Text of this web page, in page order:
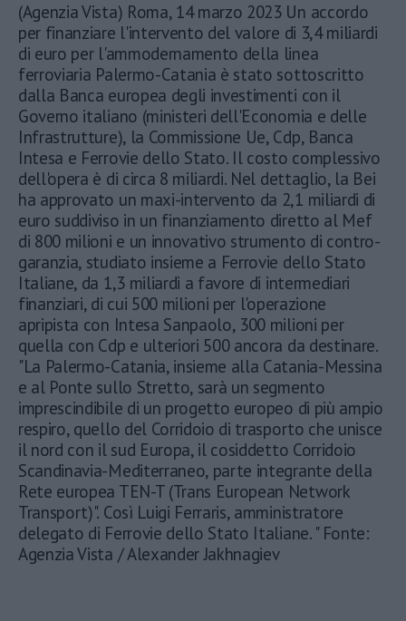
(Agenzia Vista) Roma, 14 marzo 2023 Un accordo
per finanziare l'intervento del valore di 3,4 miliardi
di euro per l'ammodernamento della linea
ferroviaria Palermo-Catania è stato sottoscritto
dalla Banca europea degli investimenti con il
Governo italiano (ministeri dell'Economia e delle
Infrastrutture), la Commissione Ue, Cdp, Banca
Intesa e Ferrovie dello Stato. Il costo complessivo
dell'opera è di circa 8 miliardi. Nel dettaglio, la Bei
ha approvato un maxi-intervento da 2,1 miliardi di
euro suddiviso in un finanziamento diretto al Mef
di 800 milioni e un innovativo strumento di contro-
garanzia, studiato insieme a Ferrovie dello Stato
Italiane, da 1,3 miliardi a favore di intermediari
finanziari, di cui 500 milioni per l'operazione
apripista con Intesa Sanpaolo, 300 milioni per
quella con Cdp e ulteriori 500 ancora da destinare.
"La Palermo-Catania, insieme alla Catania-Messina
e al Ponte sullo Stretto, sarà un segmento
imprescindibile di un progetto europeo di più ampio
respiro, quello del Corridoio di trasporto che unisce
il nord con il sud Europa, il cosiddetto Corridoio
Scandinavia-Mediterraneo, parte integrante della
Rete europea TEN-T (Trans European Network
Transport)". Così Luigi Ferraris, amministratore
delegato di Ferrovie dello Stato Italiane. " Fonte:
Agenzia Vista / Alexander Jakhnagiev